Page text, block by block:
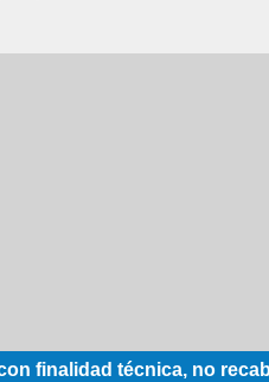
finalidad técnica, no